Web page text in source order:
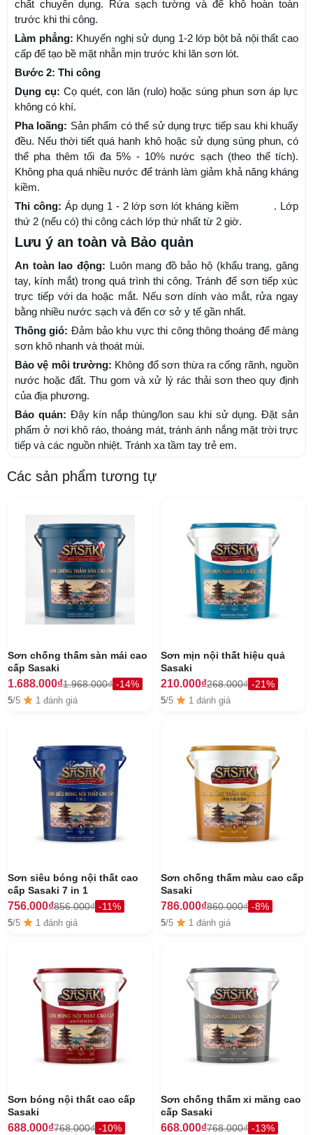
chất chuyên dụng. Rửa sạch tường và để khô hoàn toàn
trước khi thi công.
Làm phẳng: Khuyến nghị sử dụng 1-2 lớp bột bả nội thất cao
cấp để tạo bề mặt nhẵn mịn trước khi lăn sơn lót.
Bước 2: Thi công
Dụng cụ: Cọ quét, con lăn (rulo) hoặc súng phun sơn áp lực
không có khí.
Pha loãng: Sản phẩm có thể sử dụng trực tiếp sau khi khuấy
đều. Nếu thời tiết quá hanh khô hoặc sử dụng súng phun, có
thể pha thêm tối đa 5% - 10% nước sạch (theo thể tích).
Không pha quá nhiều nước để tránh làm giảm khả năng kháng
kiềm.
Thi công: Áp dụng 1 - 2 lớp sơn lót kháng kiềm
. Lớp
thứ 2 (nếu có) thi công cách lớp thứ nhất từ 2 giờ.
Lưu ý an toàn và Bảo quản
An toàn lao động: Luôn mang đồ bảo hộ (khẩu trang, găng
tay, kính mắt) trong quá trình thi công. Tránh để sơn tiếp xúc
trực tiếp với da hoặc mắt. Nếu sơn dính vào mắt, rửa ngay
bằng nhiều nước sạch và đến cơ sở y tế gần nhất.
Thông gió: Đảm bảo khu vực thi công thông thoáng để màng
sơn khô nhanh và thoát mùi.
Bảo vệ môi trường: Không đổ sơn thừa ra cống rãnh, nguồn
nước hoặc đất. Thu gom và xử lý rác thải sơn theo quy định
của địa phương.
Bảo quản: Đậy kín nắp thùng/lon sau khi sử dụng. Đặt sản
phẩm ở nơi khô ráo, thoáng mát, tránh ánh nắng mặt trời trực
tiếp và các nguồn nhiệt. Tránh xa tầm tay trẻ em.
Các sản phẩm tương tự
Sơn chống thấm sàn mái cao
cấp Sasaki
1.688.000₫1.968.000₫ -14%
5/5 1 đánh giá
Sơn mịn nội thất hiệu quả
Sasaki
210.000₫268.000₫ -21%
5/5 1 đánh giá
Sơn siêu bóng nội thất cao
cấp Sasaki 7 in 1
756.000₫856.000₫ -11%
5/5 1 đánh giá
Sơn chống thấm màu cao cấp
Sasaki
786.000₫860.000₫ -8%
5/5 1 đánh giá
Sơn bóng nội thất cao cấp
Sasaki
688.000₫768.000₫ -10%
Sơn chống thấm xi măng cao
cấp Sasaki
668.000₫768.000₫ -13%